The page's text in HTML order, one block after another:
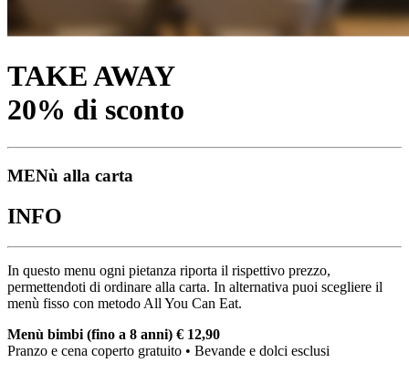
TAKE AWAY
20% di sconto
MENù alla carta
INFO
In questo menu ogni pietanza riporta il rispettivo prezzo,
permettendoti di ordinare alla carta. In alternativa puoi scegliere il
menù fisso con metodo All You Can Eat.
Menù bimbi (fino a 8 anni) € 12,90
Pranzo e cena coperto gratuito • Bevande e dolci esclusi